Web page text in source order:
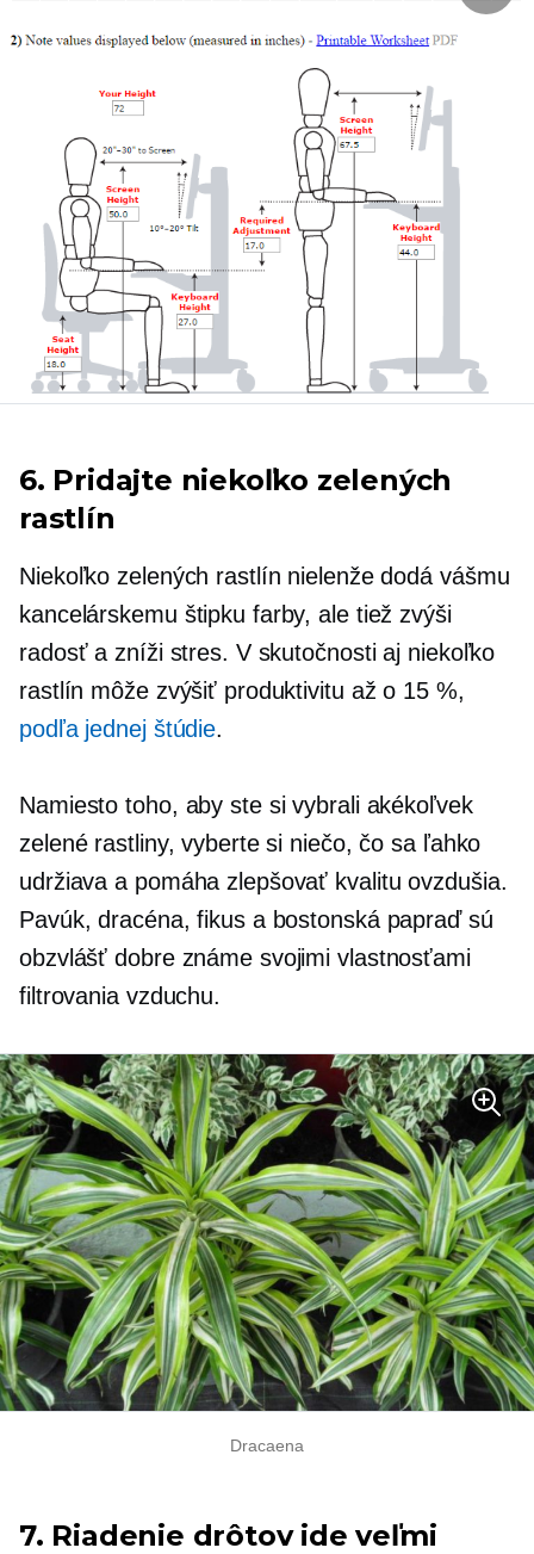
6. Pridajte niekoľko zelených
rastlín
Niekoľko zelených rastlín nielenže dodá vášmu
kancelárskemu štipku farby, ale tiež zvýši
radosť a zníži stres. V skutočnosti aj niekoľko
rastlín môže zvýšiť produktivitu až o 15 %,
podľa jednej štúdie.
Namiesto toho, aby ste si vybrali akékoľvek
zelené rastliny, vyberte si niečo, čo sa ľahko
udržiava a pomáha zlepšovať kvalitu ovzdušia.
Pavúk, dracéna, fikus a bostonská papraď sú
obzvlášť dobre známe svojimi vlastnosťami
filtrovania vzduchu.
Dracaena
7. Riadenie drôtov ide veľmi